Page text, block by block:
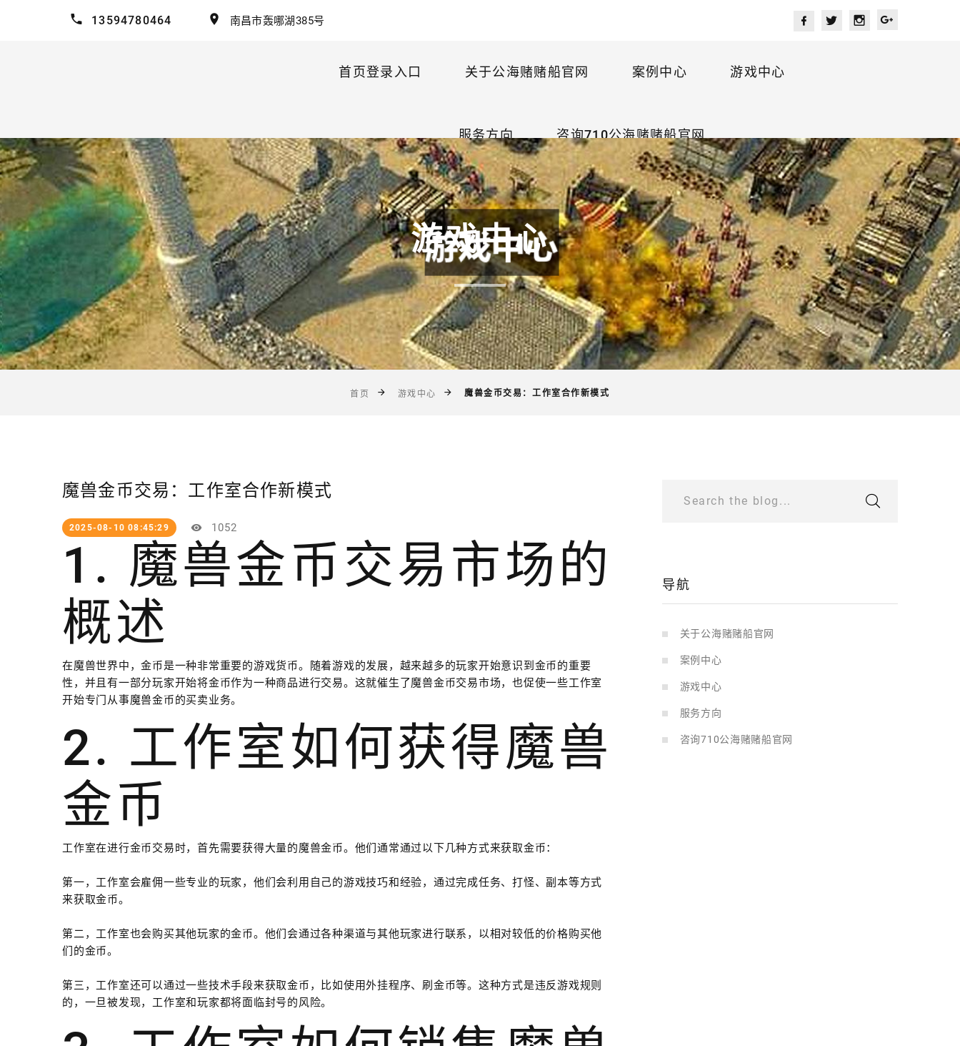
13594780464 南昌市轰哪湖385号
首页登录入口 关于公海赌赌船官网 案例中心 游戏中心
服务方向 咨询710公海赌赌船官网
游戏中心
首页 游戏中心 魔兽金币交易：工作室合作新模式
魔兽金币交易：工作室合作新模式
2025-08-10 08:45:29 1052
1. 魔兽金币交易市场的
概述
在魔兽世界中，金币是一种非常重要的游戏货币。随着游戏的发展，越来越多的玩家开始意识到金币的重要
性，并且有一部分玩家开始将金币作为一种商品进行交易。这就催生了魔兽金币交易市场，也促使一些工作室
开始专门从事魔兽金币的买卖业务。
2. 工作室如何获得魔兽
金币
工作室在进行金币交易时，首先需要获得大量的魔兽金币。他们通常通过以下几种方式来获取金币：
第一，工作室会雇佣一些专业的玩家，他们会利用自己的游戏技巧和经验，通过完成任务、打怪、副本等方式
来获取金币。
第二，工作室也会购买其他玩家的金币。他们会通过各种渠道与其他玩家进行联系，以相对较低的价格购买他
们的金币。
第三，工作室还可以通过一些技术手段来获取金币，比如使用外挂程序、刷金币等。这种方式是违反游戏规则
的，一旦被发现，工作室和玩家都将面临封号的风险。
Search the blog...
导航
关于公海赌赌船官网
案例中心
游戏中心
服务方向
咨询710公海赌赌船官网